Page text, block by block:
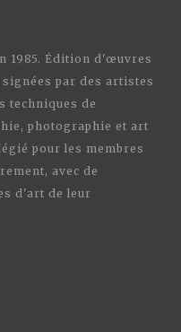
1985. Édition d'œuvres
par des artistes
techniques de
photographie et art
pour les membres
avec de
d'art de leur